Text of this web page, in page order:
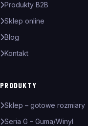
Produkty B2B
Sklep online
Blog
Kontakt
PRODUKTY
Sklep – gotowe rozmiary
Seria G – Guma/Winyl